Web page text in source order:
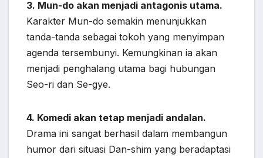
3. Mun-do akan menjadi antagonis utama.
Karakter Mun-do semakin menunjukkan
tanda-tanda sebagai tokoh yang menyimpan
agenda tersembunyi. Kemungkinan ia akan
menjadi penghalang utama bagi hubungan
Seo-ri dan Se-gye.
4. Komedi akan tetap menjadi andalan.
Drama ini sangat berhasil dalam membangun
humor dari situasi Dan-shim yang beradaptasi